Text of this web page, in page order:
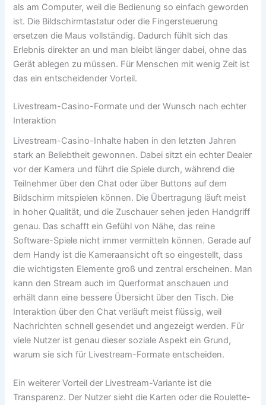
als am Computer, weil die Bedienung so einfach geworden
ist. Die Bildschirmtastatur oder die Fingersteuerung
ersetzen die Maus vollständig. Dadurch fühlt sich das
Erlebnis direkter an und man bleibt länger dabei, ohne das
Gerät ablegen zu müssen. Für Menschen mit wenig Zeit ist
das ein entscheidender Vorteil.
Livestream-Casino-Formate und der Wunsch nach echter
Interaktion
Livestream-Casino-Inhalte haben in den letzten Jahren
stark an Beliebtheit gewonnen. Dabei sitzt ein echter Dealer
vor der Kamera und führt die Spiele durch, während die
Teilnehmer über den Chat oder über Buttons auf dem
Bildschirm mitspielen können. Die Übertragung läuft meist
in hoher Qualität, und die Zuschauer sehen jeden Handgriff
genau. Das schafft ein Gefühl von Nähe, das reine
Software-Spiele nicht immer vermitteln können. Gerade auf
dem Handy ist die Kameraansicht oft so eingestellt, dass
die wichtigsten Elemente groß und zentral erscheinen. Man
kann den Stream auch im Querformat anschauen und
erhält dann eine bessere Übersicht über den Tisch. Die
Interaktion über den Chat verläuft meist flüssig, weil
Nachrichten schnell gesendet und angezeigt werden. Für
viele Nutzer ist genau dieser soziale Aspekt ein Grund,
warum sie sich für Livestream-Formate entscheiden.
Ein weiterer Vorteil der Livestream-Variante ist die
Transparenz. Der Nutzer sieht die Karten oder die Roulette-